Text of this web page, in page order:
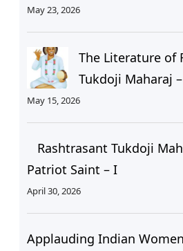
May 23, 2026
The Literature of
Tukdoji Maharaj
May 15, 2026
Rashtrasant Tukdoji
Patriot Saint – I
April 30, 2026
Applauding Indian